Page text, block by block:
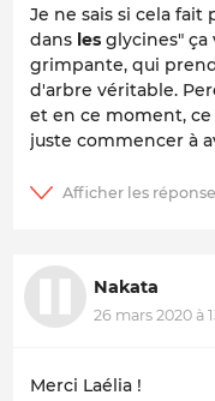
Je ne sais si cela fait
dans les glycines" ça
grimpante, qui
d'arbre véritable.
et en ce moment,
juste commencer à
Nakata
26 mars 2020 à
Merci Laélia !